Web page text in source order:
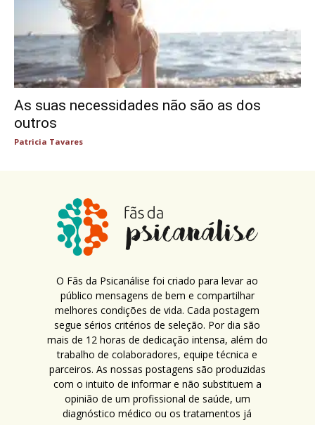
As suas necessidades não são as dos
outros
Patricia Tavares
O Fãs da Psicanálise foi criado para levar ao
público mensagens de bem e compartilhar
melhores condições de vida. Cada postagem
segue sérios critérios de seleção. Por dia são
mais de 12 horas de dedicação intensa, além do
trabalho de colaboradores, equipe técnica e
parceiros. As nossas postagens são produzidas
com o intuito de informar e não substituem a
opinião de um profissional de saúde, um
diagnóstico médico ou os tratamentos já